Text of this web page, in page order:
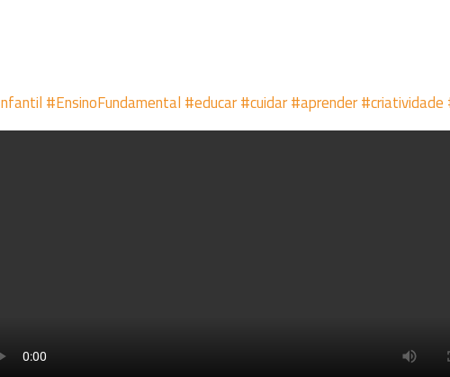
#EnsinoFundamental #educar#cuidar#aprender#criatividade